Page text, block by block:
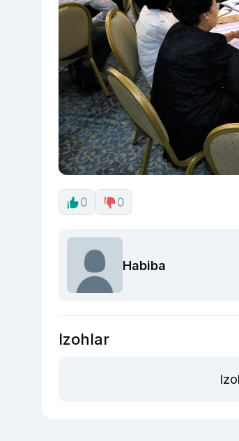
0 0
Habiba
Izohlar